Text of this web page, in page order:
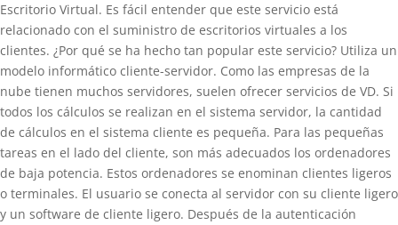
Escritorio Virtual. Es fácil entender que este servicio está
relacionado con el suministro de escritorios virtuales a los
clientes. ¿Por qué se ha hecho tan popular este servicio? Utiliza un
modelo informático cliente-servidor. Como las empresas de la
nube tienen muchos servidores, suelen ofrecer servicios de VD. Si
todos los cálculos se realizan en el sistema servidor, la cantidad
de cálculos en el sistema cliente es pequeña. Para las pequeñas
tareas en el lado del cliente, son más adecuados los ordenadores
de baja potencia. Estos ordenadores se enominan clientes ligeros
o terminales. El usuario se conecta al servidor con su cliente ligero
y un software de cliente ligero. Después de la autenticación